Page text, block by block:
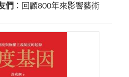
們 ：回顧800年來影響藝術